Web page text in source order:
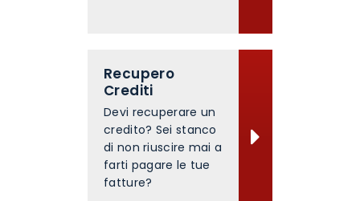
Recupero
Crediti
Devi recuperare un
credito? Sei stanco
di non riuscire mai a
farti pagare le tue
fatture?